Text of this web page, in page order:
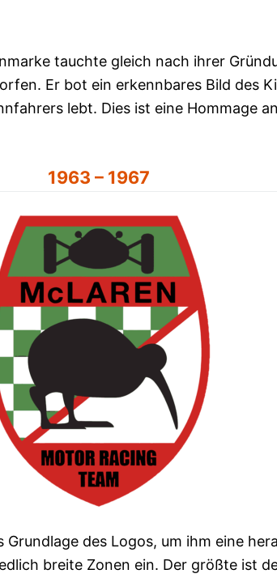
tauchte gleich nach ihrer
Er bot ein erkennbares Bild des
lebt. Dies ist eine Hommage
1963 – 1967
des Logos, um ihm eine
breite Zonen ein. Der größte ist